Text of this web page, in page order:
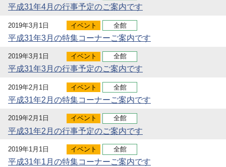
平成31年4月の行事予定のご案内です
2019年3月1日 イベント 全館
平成31年3月の特集コーナーご案内です
2019年3月1日 イベント 全館
平成31年3月の行事予定のご案内です
2019年2月1日 イベント 全館
平成31年2月の特集コーナーご案内です
2019年2月1日 イベント 全館
平成31年2月の行事予定のご案内です
2019年1月1日 イベント 全館
平成31年1月の特集コーナーご案内です